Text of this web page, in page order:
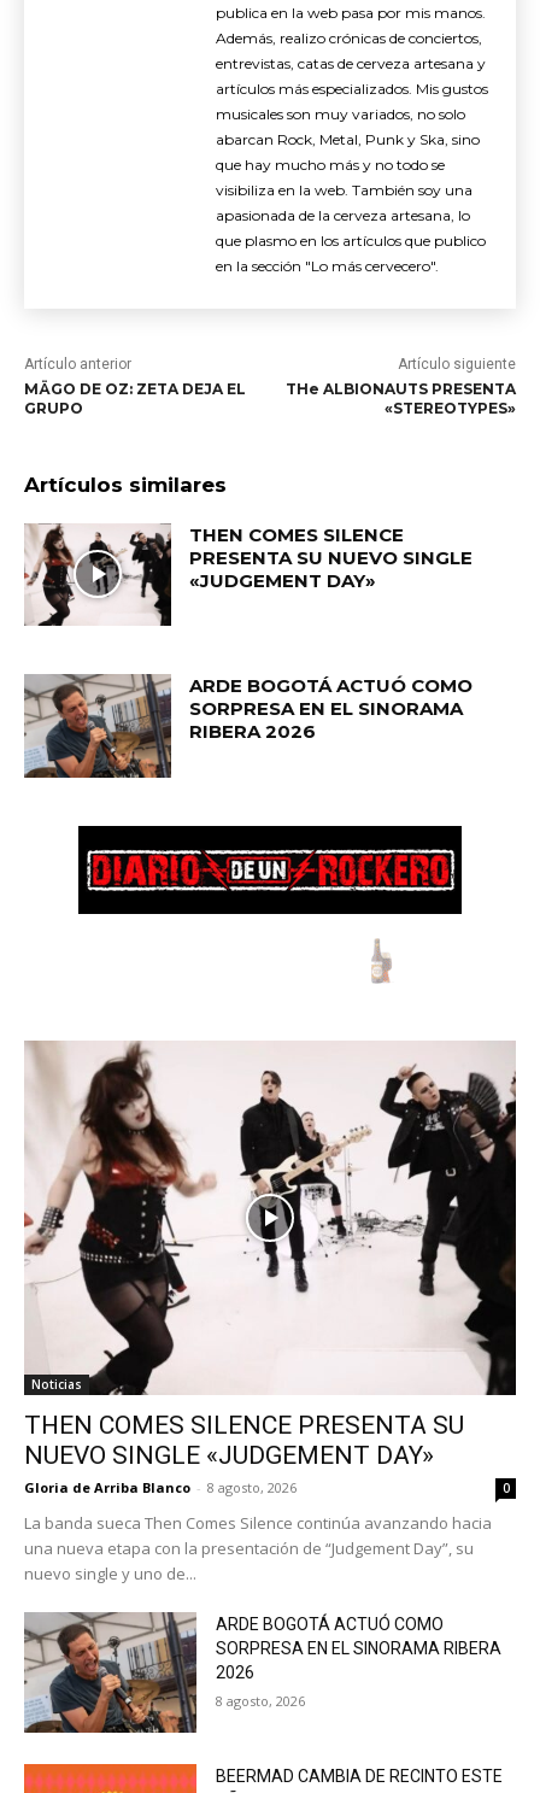
publica en la web pasa por mis manos.
Además, realizo crónicas de conciertos,
entrevistas, catas de cerveza artesana y
artículos más especializados. Mis gustos
musicales son muy variados, no solo
abarcan Rock, Metal, Punk y Ska, sino
que hay mucho más y no todo se
visibiliza en la web. También soy una
apasionada de la cerveza artesana, lo
que plasmo en los artículos que publico
en la sección "Lo más cervecero".
Artículo anterior
MÄGO DE OZ: ZETA DEJA EL
GRUPO
Artículo siguiente
THe ALBIONAUTS PRESENTA
«STEREOTYPES»
Artículos similares
THEN COMES SILENCE
PRESENTA SU NUEVO SINGLE
«JUDGEMENT DAY»
ARDE BOGOTÁ ACTUÓ COMO
SORPRESA EN EL SINORAMA
RIBERA 2026
Noticias
THEN COMES SILENCE PRESENTA SU
NUEVO SINGLE «JUDGEMENT DAY»
Gloria de Arriba Blanco - 8 agosto, 2026 0
La banda sueca Then Comes Silence continúa avanzando hacia
una nueva etapa con la presentación de “Judgement Day”, su
nuevo single y uno de...
ARDE BOGOTÁ ACTUÓ COMO
SORPRESA EN EL SINORAMA RIBERA
2026
8 agosto, 2026
BEERMAD CAMBIA DE RECINTO ESTE